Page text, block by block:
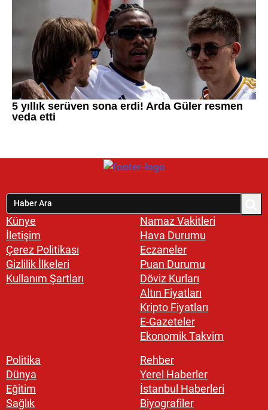
Künye
İletişim
Çerez Politikası
Gizlilik İlkeleri
Kullanım Şartları
Namaz Vakitleri
Hava Durumu
Eczaneler
Puan Durumu
Döviz Kurları
Altın Fiyatları
Kripto Fiyatları
E-Gazeteler
Ekonomik Takvim
Politika
Dünya
Eğitim
Sağlık
Rehber
Yerel Haberler
İstanbul Haberleri
Biyografiler